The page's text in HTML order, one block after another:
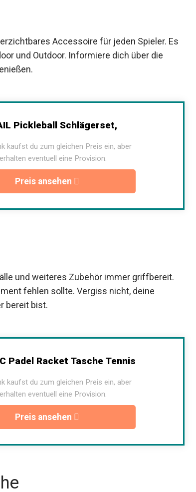
Accessoire für jeden Spieler. Es
und Outdoor. Informiere dich über die
Pickleball Schlägerset,
kaufst du zum gleichen Preis ein, aber
eventuell eine Provision.
Preis ansehen
und weiteres Zubehör immer griffbereit.
fehlen sollte. Vergiss nicht, deine
bereit bist.
Padel Racket Tasche
kaufst du zum gleichen Preis ein, aber
Preis ansehen